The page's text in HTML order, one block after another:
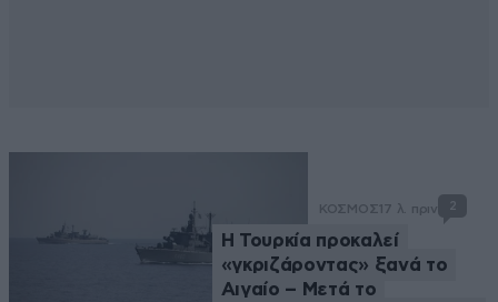
ΚΟΣΜΟΣ 17 λ. πριν 2
Η Τουρκία προκαλεί
«γκριζάροντας» ξανά το
Αιγαίο – Μετά το